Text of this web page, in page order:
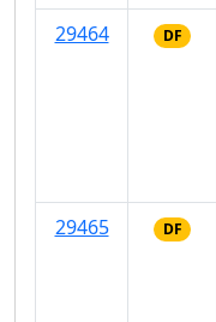
29464
DF
29465
DF